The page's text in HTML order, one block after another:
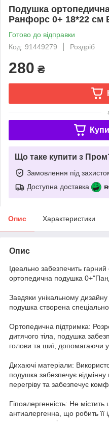
Подушка
Ранфорс 0+ 18*22 см
Готово до відправки
Код: 91449279
Роздріб
280 ₴
Що таке купити з
Замовлення під
Доступна доставка
Опис Характеристики
Опис
Ідеально забезпечить
ортопедична подушка
Завдяки унікальному
подушка створена
Ортопедична підтримка:
дитячого тіла, подушка
голови та шиї, допомагаючи
Дихаючі матеріали:
подушка забезпечує
перегріву та забезпечує
Гіпоалергенність: Не
антиалергенна, що робить